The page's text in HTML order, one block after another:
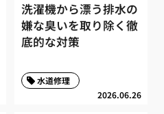
洗濯機から漂う排水の
嫌な臭いを取り除く徹
底的な対策
2026.06.26
水道修理